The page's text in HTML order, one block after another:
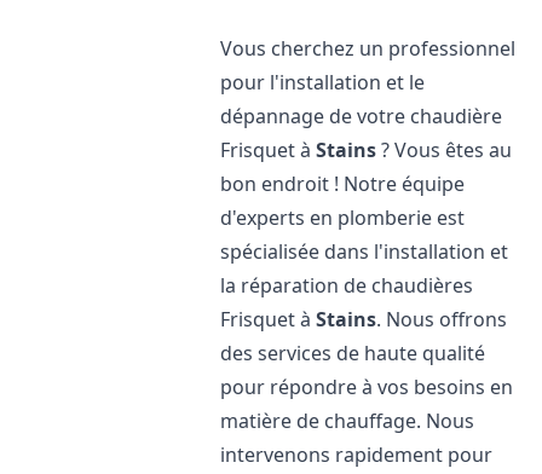
Vous cherchez un professionnel
pour l'installation et le
dépannage de votre chaudière
Frisquet àStains? Vous êtes au
bon endroit ! Notre équipe
d'experts en plomberie est
spécialisée dans l'installation et
la réparation de chaudières
Frisquet àStains. Nous offrons
des services de haute qualité
pour répondre à vos besoins en
matière de chauffage. Nous
intervenons rapidement pour